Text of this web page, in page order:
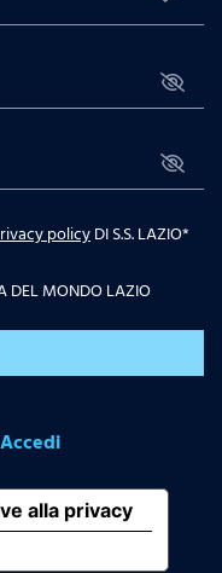
policyDI S.S. LAZIO*
DEL MONDO LAZIO
alla privacy